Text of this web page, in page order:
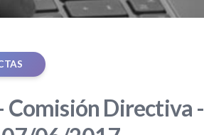
Directiva -